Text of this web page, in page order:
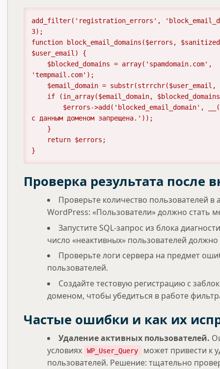
add_filter('registration_errors',
3);
function block_email_domains($errors,
$user_email) {
'tempmail.com');
с данным доменом запрещена.'));
}
Проверка результата после
Проверьте количество пользователей в
WordPress: «Пользователи» должно стать
Запустите SQL-запрос из блока
число «неактивных» пользователей
Проверьте логи сервера на предмет
пользователей.
Создайте тестовую регистрацию с
доменом, чтобы убедиться в работе
Частые ошибки и как их
Удаление активных пользователей.
условиях
WP_User_Query
может привести к
пользователей. Решение: тщательно